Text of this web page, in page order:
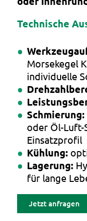
Technische
Morsekegel
individuelle
Schmierung:
oder Öl-Luft-
Einsatzprofil
Kühlung:
Lagerung:
für lange
Jetzt anfragen